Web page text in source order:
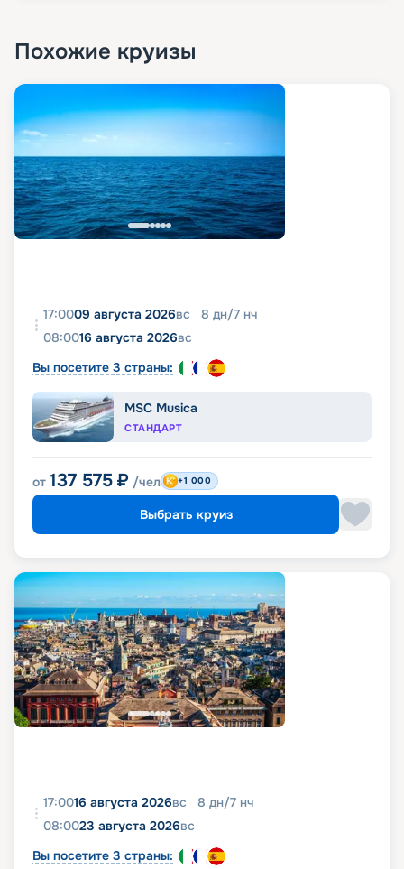
Похожие круизы
17:0009 августа 2026вс 8 дн/7 нч
08:0016 августа 2026вс
Вы посетите 3 страны:
MSC Musica
СТАНДАРТ
от 137 575 ₽ /чел +1 000
Выбрать круиз
17:0016 августа 2026вс 8 дн/7 нч
08:0023 августа 2026вс
Вы посетите 3 страны: